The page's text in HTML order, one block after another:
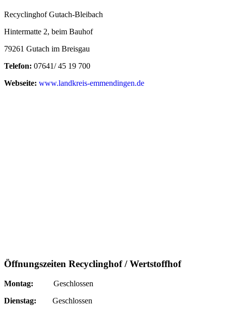
Recyclinghof Gutach-Bleibach
Hintermatte 2, beim Bauhof
79261 Gutach im Breisgau
Telefon: 07641/ 45 19 700
Webseite: www.landkreis-emmendingen.de
Öffnungszeiten Recyclinghof / Wertstoffhof
Montag: Geschlossen
Dienstag: Geschlossen